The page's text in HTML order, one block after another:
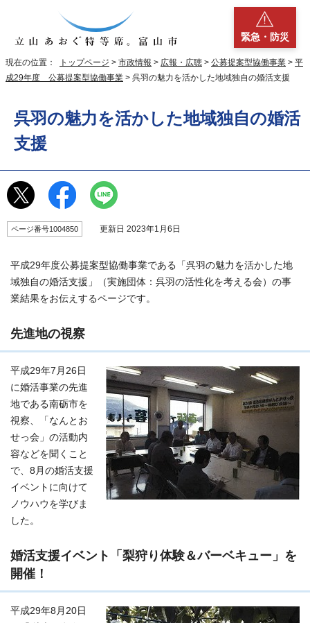
緊急・防災
現在の位置： トップページ > 市政情報 > 広報・広聴 > 公募提案型協働事業 > 平
成29年度 公募提案型協働事業 > 呉羽の魅力を活かした地域独自の婚活支援
呉羽の魅力を活かした地域独自の婚活
支援
ページ番号1004850 更新日 2023年1月6日
平成29年度公募提案型協働事業である「呉羽の魅力を活かした地
域独自の婚活支援」（実施団体：呉羽の活性化を考える会）の事
業結果をお伝えするページです。
先進地の視察
平成29年7月26日
に婚活事業の先進
地である南砺市を
視察、「なんとお
せっ会」の活動内
容などを聞くこと
で、8月の婚活支援
イベントに向けて
ノウハウを学びま
した。
婚活支援イベント「梨狩り体験＆バーベキュー」を
開催！
平成29年8月20日